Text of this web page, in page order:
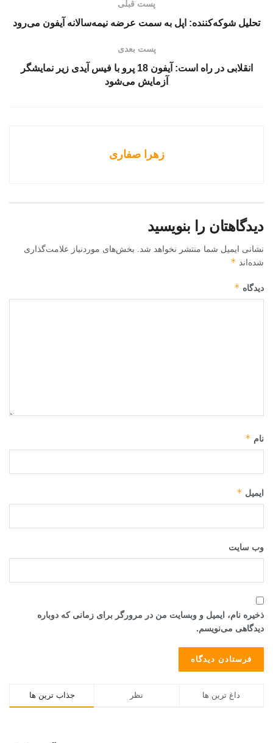
پست قبلی
تحلیل شوکه‌کننده: اپل به سمت عرضه نیمه‌سالانه آیفون می‌رود
پست بعدی
انقلابی در راه است: آیفون 18 پرو با فیس آیدی زیر نمایشگر
آزمایش می‌شود
زهرا صفاری
دیدگاهتان را بنویسید
نشانی ایمیل شما منتشر نخواهد شد. بخش‌های موردنیاز علامت‌گذاری
شده‌اند *
دیدگاه *
نام *
ایمیل *
وب‌ سایت
ذخیره نام، ایمیل و وبسایت من در مرورگر برای زمانی که دوباره
دیدگاهی می‌نویسم.
جذاب ترین ها نظر داغ ترین ها